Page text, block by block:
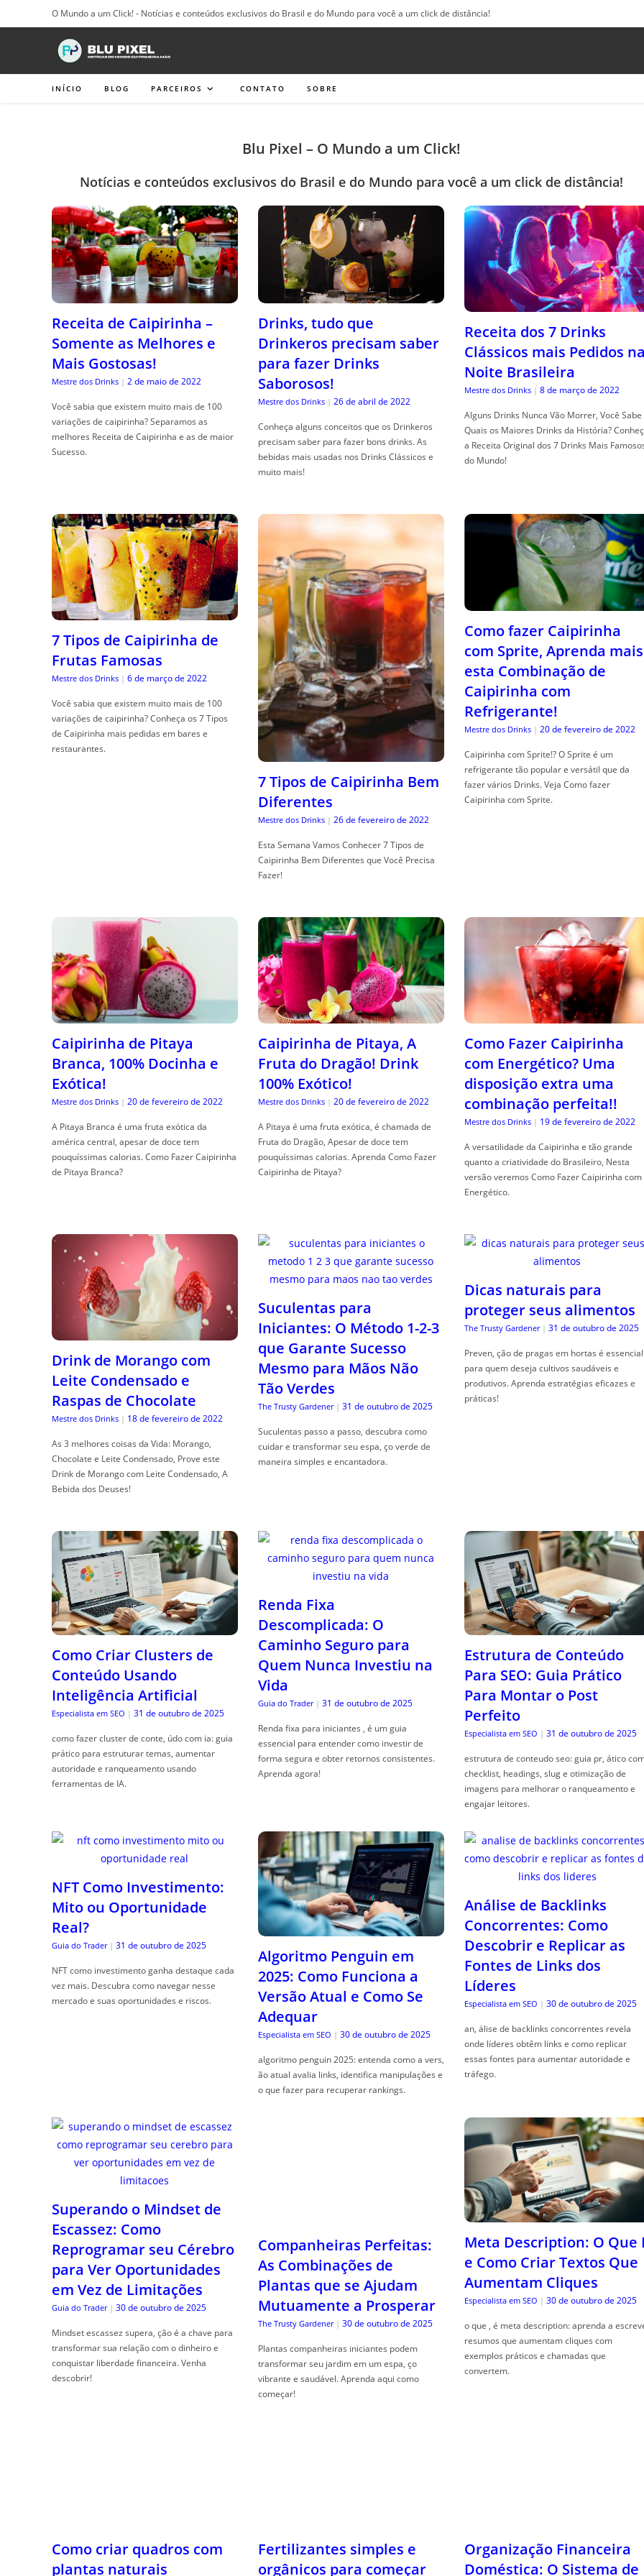
para
O Mundo a um Click! - Notícias e conteúdos exclusivos do Brasil e do Mundo para você a um click de distância!
INÍCIO BLOG PARCEIROS CONTATO SOBRE
Blu Pixel – O Mundo a um Click!
Notícias e conteúdos exclusivos do Brasil e do Mundo para você a um click de distância!
Receita de Caipirinha –
Somente as Melhores e
Mais Gostosas!
Mestre dos Drinks | 2 de maio de 2022
Você sabia que existem muito mais de 100
variações de caipirinha? Separamos as
melhores Receita de Caipirinha e as de maior
Sucesso.
Drinks, tudo que
Drinkeros precisam saber
para fazer Drinks
Saborosos!
Mestre dos Drinks | 26 de abril de 2022
Conheça alguns conceitos que os Drinkeros
precisam saber para fazer bons drinks. As
bebidas mais usadas nos Drinks Clássicos e
muito mais!
Receita dos 7 Drinks
Clássicos mais Pedidos
Noite Brasileira
Mestre dos Drinks | 8 de março de 2022
Alguns Drinks Nunca Vão Morrer, Você Sabe
Quais os Maiores Drinks da História?
a Receita Original dos 7 Drinks Mais
do Mundo!
7 Tipos de Caipirinha de
Frutas Famosas
Mestre dos Drinks | 6 de março de 2022
Você sabia que existem muito mais de 100
variações de caipirinha? Conheça os 7 Tipos
de Caipirinha mais pedidas em bares e
restaurantes.
7 Tipos de Caipirinha Bem
Diferentes
Mestre dos Drinks | 26 de fevereiro de 2022
Esta Semana Vamos Conhecer 7 Tipos de
Caipirinha Bem Diferentes que Você Precisa
Fazer!
Como fazer Caipirinha
com Sprite, Aprenda mais
esta Combinação de
Caipirinha com
Refrigerante!
Mestre dos Drinks | 20 de fevereiro de 2022
Caipirinha com Sprite!? O Sprite é um
refrigerante tão popular e versátil que da
fazer vários Drinks. Veja Como fazer
Caipirinha com Sprite.
Caipirinha de Pitaya
Branca, 100% Docinha e
Exótica!
Mestre dos Drinks | 20 de fevereiro de 2022
A Pitaya Branca é uma fruta exótica da
américa central, apesar de doce tem
pouquíssimas calorias. Como Fazer Caipirinha
de Pitaya Branca?
Caipirinha de Pitaya, A
Fruta do Dragão! Drink
100% Exótico!
Mestre dos Drinks | 20 de fevereiro de 2022
A Pitaya é uma fruta exótica, é chamada de
Fruta do Dragão, Apesar de doce tem
pouquíssimas calorias. Aprenda Como Fazer
Caipirinha de Pitaya?
Como Fazer Caipirinha
com Energético? Uma
disposição extra uma
combinação perfeita!!
Mestre dos Drinks | 19 de fevereiro de 2022
A versatilidade da Caipirinha e tão grande
quanto a criatividade do Brasileiro, Nesta
versão veremos Como Fazer Caipirinha com
Energético.
Drink de Morango com
Leite Condensado e
Raspas de Chocolate
Mestre dos Drinks | 18 de fevereiro de 2022
As 3 melhores coisas da Vida: Morango,
Chocolate e Leite Condensado, Prove este
Drink de Morango com Leite Condensado, A
Bebida dos Deuses!
Suculentas para
Iniciantes: O Método 1-2-3
que Garante Sucesso
Mesmo para Mãos Não
Tão Verdes
The Trusty Gardener | 31 de outubro de 2025
Suculentas passo a passo, descubra como
cuidar e transformar seu espa, ço verde de
maneira simples e encantadora.
Dicas naturais para
proteger seus alimentos
The Trusty Gardener | 31 de outubro de 2025
Preven, ção de pragas em hortas é essencial
para quem deseja cultivos saudáveis e
produtivos. Aprenda estratégias eficazes e
práticas!
Como Criar Clusters de
Conteúdo Usando
Inteligência Artificial
Especialista em SEO | 31 de outubro de 2025
como fazer cluster de conte, údo com ia: guia
prático para estruturar temas, aumentar
autoridade e ranqueamento usando
ferramentas de IA.
Renda Fixa
Descomplicada: O
Caminho Seguro para
Quem Nunca Investiu na
Vida
Guia do Trader | 31 de outubro de 2025
Renda fixa para iniciantes , é um guia
essencial para entender como investir de
forma segura e obter retornos consistentes.
Aprenda agora!
Estrutura de Conteúdo
Para SEO: Guia Prático
Para Montar o Post
Perfeito
Especialista em SEO | 31 de outubro de 2025
estrutura de conteudo seo: guia pr, ático
checklist, headings, slug e otimização de
imagens para melhorar o ranqueamento e
engajar leitores.
NFT Como Investimento:
Mito ou Oportunidade
Real?
Guia do Trader | 31 de outubro de 2025
NFT como investimento ganha destaque cada
vez mais. Descubra como navegar nesse
mercado e suas oportunidades e riscos.
Algoritmo Penguin em
2025: Como Funciona a
Versão Atual e Como Se
Adequar
Especialista em SEO | 30 de outubro de 2025
algoritmo penguin 2025: entenda como a vers,
ão atual avalia links, identifica manipulações e
o que fazer para recuperar rankings.
Análise de Backlinks
Concorrentes: Como
Descobrir e Replicar as
Fontes de Links dos
Líderes
Especialista em SEO | 30 de outubro de 2025
an, álise de backlinks concorrentes revela
onde líderes obtêm links e como replicar
essas fontes para aumentar autoridade e
tráfego.
Superando o Mindset de
Escassez: Como
Reprogramar seu Cérebro
para Ver Oportunidades
em Vez de Limitações
Guia do Trader | 30 de outubro de 2025
Mindset escassez supera, ção é a chave para
transformar sua relação com o dinheiro e
conquistar liberdade financeira. Venha
descobrir!
Mutuamente a Prosperar
The Trusty Gardener | 30 de outubro de 2025
Plantas companheiras iniciantes podem
transformar seu jardim em um espa, ço
vibrante e saudável. Aprenda aqui como
Meta Description: O Que
e Como Criar Textos Que
Aumentam Cliques
Especialista em SEO | 30 de outubro de 2025
o que , é meta description: aprenda a
resumos que aumentam cliques com
exemplos práticos e chamadas que
convertem.
decorar!
orgânicos para começar
Doméstica: O Sistema de